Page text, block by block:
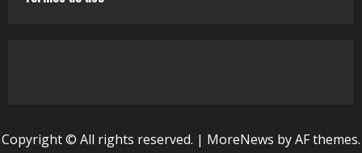
Copyright © All rights reserved. | MoreNews by AF themes.